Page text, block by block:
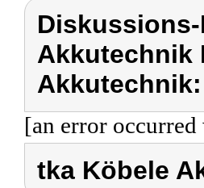
Akkutechnik
Akkutechnik:
[an error
tka Köbele